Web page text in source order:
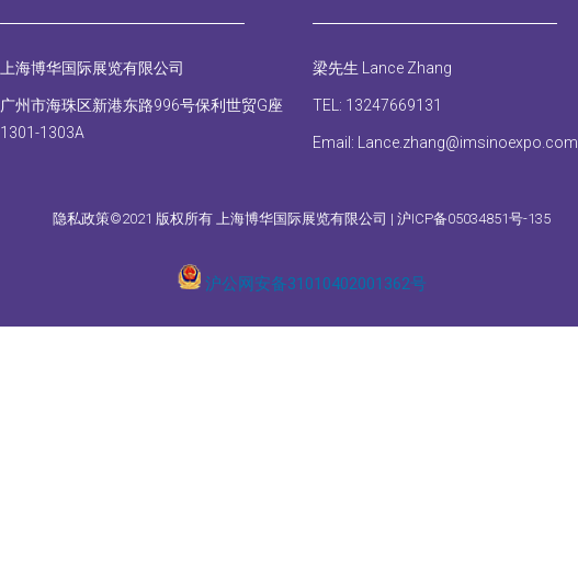
上海博华国际展览有限公司
广州市海珠区新港东路996号保利世贸G座
1301-1303A
梁先生 Lance Zhang
TEL: 13247669131
Email: Lance.zhang@imsinoexpo.com
隐私政策©2021 版权所有 上海博华国际展览有限公司 | 沪ICP备05034851号-135
沪公网安备31010402001362号